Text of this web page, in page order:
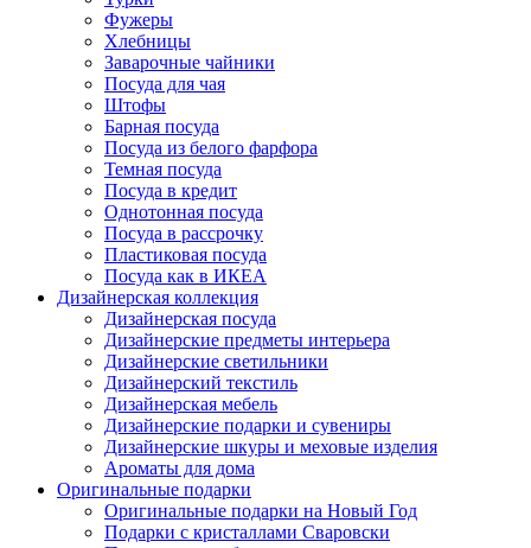
Фужеры
Хлебницы
Заварочные чайники
Посуда для чая
Штофы
Барная посуда
Посуда из белого фарфора
Темная посуда
Посуда в кредит
Однотонная посуда
Посуда в рассрочку
Пластиковая посуда
Посуда как в ИКЕА
Дизайнерская коллекция
Дизайнерская посуда
Дизайнерские предметы интерьера
Дизайнерские светильники
Дизайнерский текстиль
Дизайнерская мебель
Дизайнерские подарки и сувениры
Дизайнерские шкуры и меховые изделия
Ароматы для дома
Оригинальные подарки
Оригинальные подарки на Новый Год
Подарки с кристаллами Сваровски